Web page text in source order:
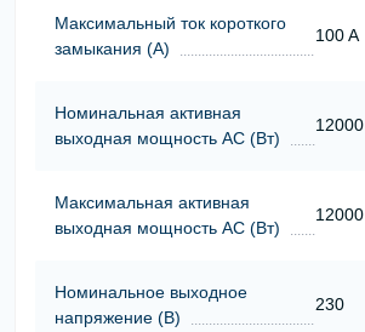
Максимальный ток короткого
замыкания (А)
100 A
Номинальная активная
выходная мощность АС (Вт)
12000
Максимальная активная
выходная мощность АС (Вт)
12000
Номинальное выходное
напряжение (В)
230